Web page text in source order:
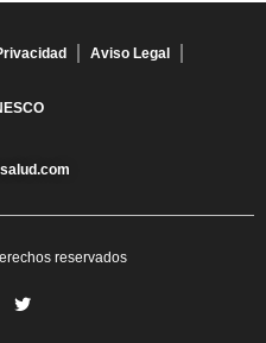
Aviso Legal
reservados